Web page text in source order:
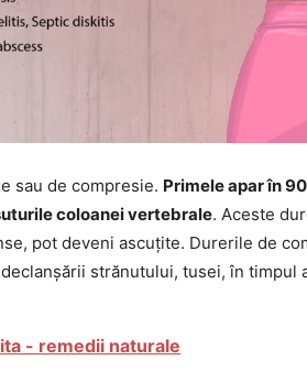
sau de compresie. Primele apar în
coloanei vertebrale. Aceste
pot deveni ascuțite. Durerile de
strănutului, tusei, în timpul
- remedii naturale